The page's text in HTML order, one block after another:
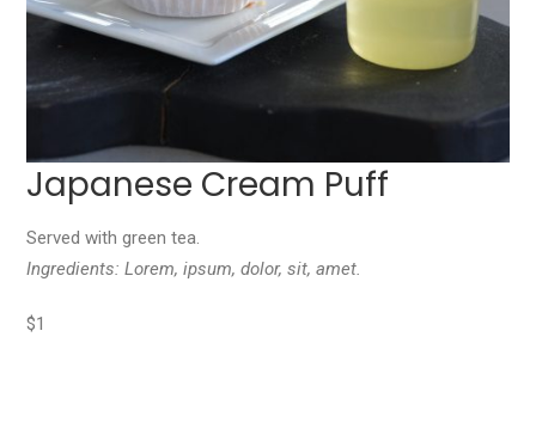
Japanese Cream Puff
Served with green tea.
Ingredients: Lorem, ipsum, dolor, sit, amet.
$1